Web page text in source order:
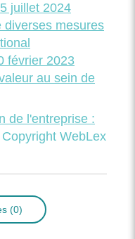
juillet 2024
diverses mesures
février 2023
au sein de
de l'entreprise :
WebLex
(0)